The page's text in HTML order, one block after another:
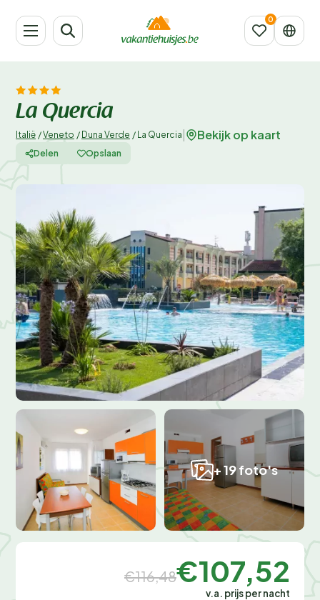
La Quercia
Italië /Veneto / Duna Verde / La Quercia Bekijk op kaart
Delen Opslaan
+ 19 foto's
€116,48€107,52
v.a. prijs per nacht